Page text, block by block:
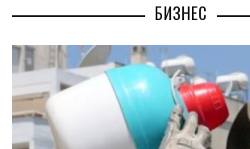
БИЗНЕС